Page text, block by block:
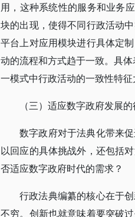
用，这种系统性的服务和业务
块的出现，使得不同行政活动
平台上对应用模块进行具体定
动的流程和方式趋于一致。具
一模式中行政活动的一致性特征
（三）适应数字政府发展
数字政府对于法典化带来
以回应的具体挑战外，还包括
否适应数字政府时代的需求？
行政法典编纂的核心在于
不穷。创新也就意味着要突破